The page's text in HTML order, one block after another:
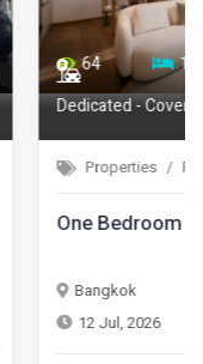
68
Properties
One
Bangkok
12 Jul, 2026